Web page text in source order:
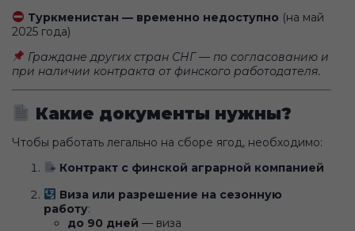
Туркменистан — временно недоступно (на май
2025 года)
Граждане других стран СНГ — по согласованию и
при наличии контракта от финского работодателя.
Какие документы нужны?
Чтобы работать легально на сборе ягод, необходимо:
Контракт с финской аграрной компанией
Виза или разрешение на сезонную
работу:
до 90 дней — виза